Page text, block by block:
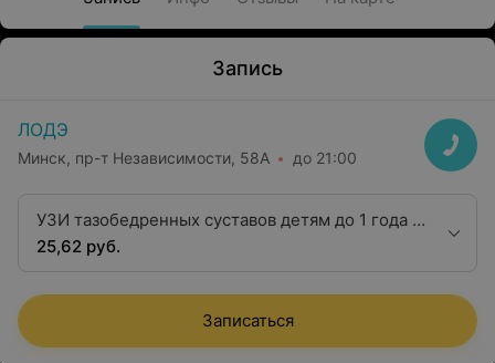
Запись
ЛОДЭ
Минск, пр-т Независимости, 58А до 21:00
УЗИ тазобедренных суставов детям до 1 года с
окружающими мягкими тканями (на приеме
25,62 руб.
Записаться